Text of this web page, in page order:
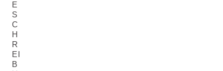
E
S
C
H
R
EI
B